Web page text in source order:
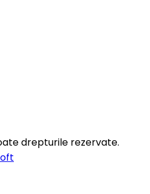
drepturile rezervate.